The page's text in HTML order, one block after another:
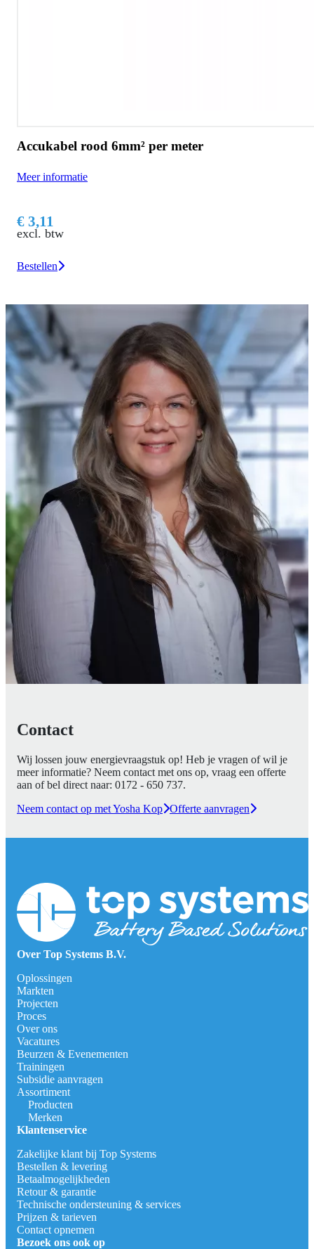
Accukabel rood 6mm² per meter
Meer informatie
€ 3,11
excl. btw
Bestellen
Contact
Wij lossen jouw energievraagstuk op! Heb je vragen of wil je
meer informatie? Neem contact met ons op, vraag een offerte
aan of bel direct naar: 0172 - 650 737.
Neem contact op met Yosha Kop Offerte aanvragen
Over Top Systems B.V.
Oplossingen
Markten
Projecten
Proces
Over ons
Vacatures
Beurzen & Evenementen
Trainingen
Subsidie aanvragen
Assortiment
Producten
Merken
Klantenservice
Zakelijke klant bij Top Systems
Bestellen & levering
Betaalmogelijkheden
Retour & garantie
Technische ondersteuning & services
Prijzen & tarieven
Contact opnemen
Bezoek ons ook op